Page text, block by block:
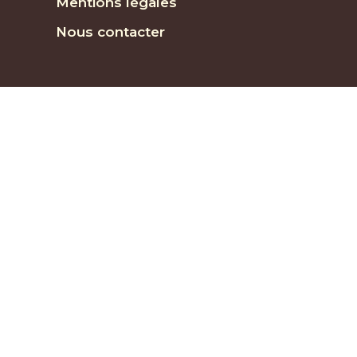
Nous contacter